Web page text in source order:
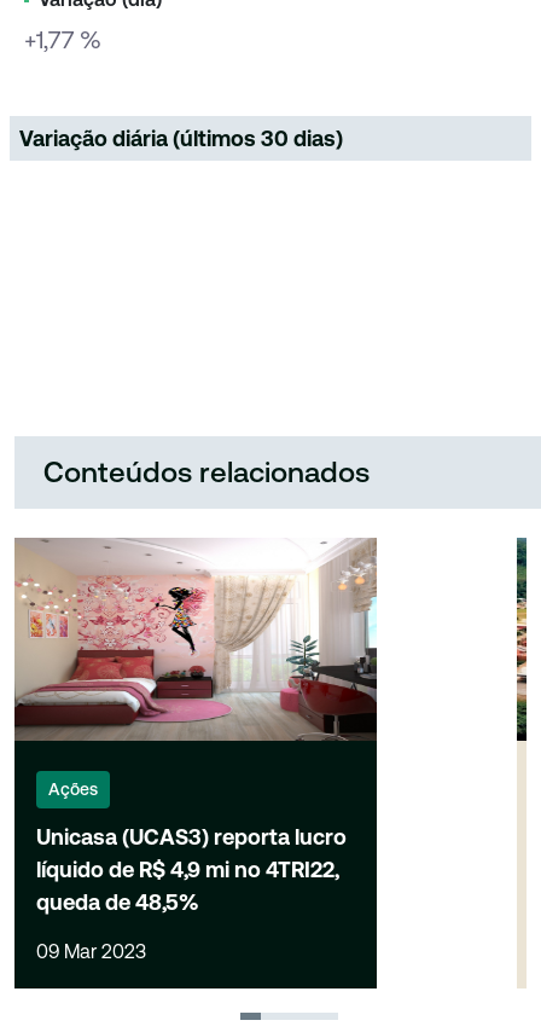
+1,77 %
Variação diária (últimos 30 dias)
Conteúdos relacionados
Ações
Unicasa (UCAS3) reporta lucro
líquido de R$ 4,9 mi no 4TRI22,
queda de 48,5%
09 Mar 2023
1 2 3 4